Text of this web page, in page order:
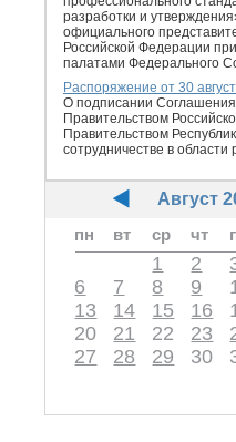
разработки и
официального
Российской Федерации
палатами Федерального
Распоряжение от 30
О подписании
Правительством
Правительством
сотрудничестве в области
Август
пн
вт ср чт
1 2
6
7 8 9
13
14 15 16
20
21 22 23
27
28 29 30